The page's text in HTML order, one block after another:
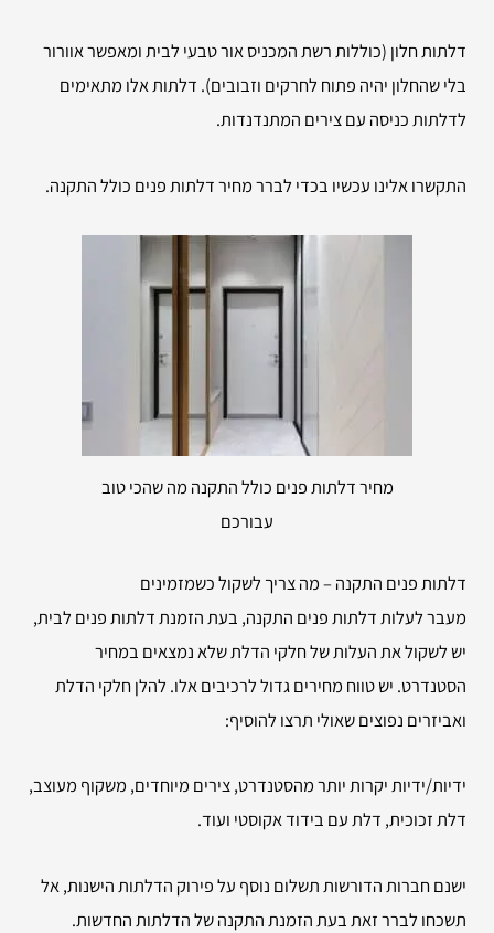
דלתות חלון (כוללות רשת המכניס אור טבעי לבית ומאפשר אוורור
בלי שהחלון יהיה פתוח לחרקים וזבובים). דלתות אלו מתאימים
לדלתות כניסה עם צירים המתנדנדות.
התקשרו אלינו עכשיו בכדי לברר מחיר דלתות פנים כולל התקנה.
מחיר דלתות פנים כולל התקנה מה שהכי טוב
עבורכם
דלתות פנים התקנה – מה צריך לשקול כשמזמינים
מעבר לעלות דלתות פנים התקנה, בעת הזמנת דלתות פנים לבית,
יש לשקול את העלות של חלקי הדלת שלא נמצאים במחיר
הסטנדרט. יש טווח מחירים גדול לרכיבים אלו. להלן חלקי הדלת
ואביזרים נפוצים שאולי תרצו להוסיף:
ידיות/ידיות יקרות יותר מהסטנדרט, צירים מיוחדים, משקוף מעוצב,
דלת זכוכית, דלת עם בידוד אקוסטי ועוד.
ישנם חברות הדורשות תשלום נוסף על פירוק הדלתות הישנות, אל
תשכחו לברר זאת בעת הזמנת התקנה של הדלתות החדשות.